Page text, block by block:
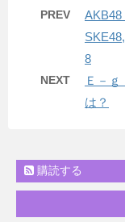
PREV
AKB48
8
NEXT
Ｅ－
は？
購読する